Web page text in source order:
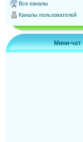
Все каналы
Каналы пользователей
Мини-чат